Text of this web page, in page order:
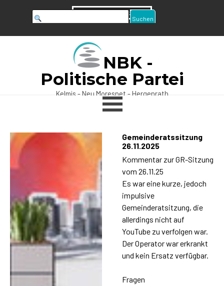
+32 491 22 95 80
Suchen
NBK -
Politische Partei
Kelmis - Neu Moresnet - Hergenrath
Menü überspringen
Gemeinderatssitzung
26.11.2025
Kommentar zur GR-Sitzung
vom 26.11.25
Es war eine kurze, jedoch
impulsive
Gemeinderatsitzung, die
allerdings nicht auf
YouTube zu verfolgen war.
Der Operator war erkrankt
und kein Ersatz verfügbar.
Fragen